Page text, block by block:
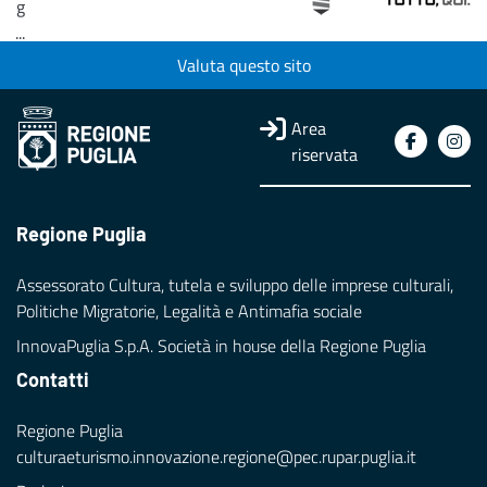
g
...
Valuta questo sito
Area
riservata
Regione Puglia
Assessorato Cultura, tutela e sviluppo delle imprese culturali,
Politiche Migratorie, Legalità e Antimafia sociale
InnovaPuglia S.p.A. Società in house della Regione Puglia
Contatti
Regione Puglia
culturaeturismo.innovazione.regione@pec.rupar.puglia.it